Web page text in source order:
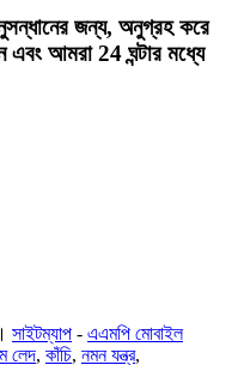
জন্য, অনুগ্রহ করে
এবং আমরা 24 ঘন্টার মধ্যে
সাইটম্যাপ - এএমপি মোবাইল
লেদ, কাঁচি, নমন যন্ত্র,